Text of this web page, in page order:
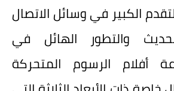
الكبير في وسائل الاتصال
والتطور الهائل في
أفلام الرسوم المتحركة